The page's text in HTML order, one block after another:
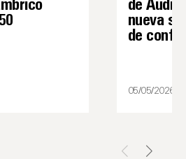
de
nueva
de
05/05/2026